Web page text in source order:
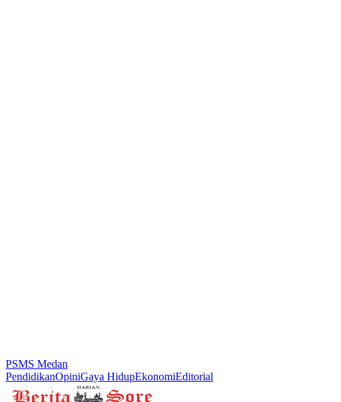
PSMS Medan
PendidikanOpiniGaya HidupEkonomiEditorial